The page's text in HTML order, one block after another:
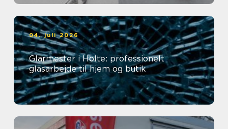
04. juli 2026
Glarmester i Holte: professionelt
glasarbejde til hjem og butik